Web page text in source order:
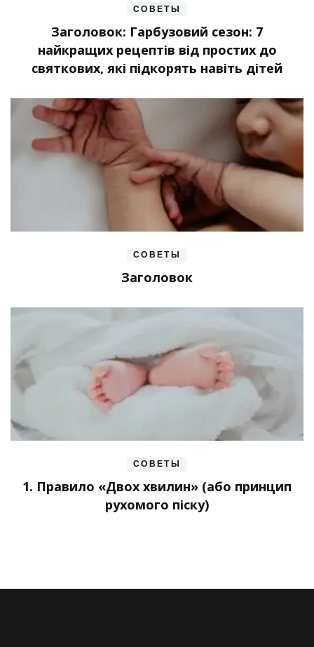
СОВЕТЫ
Заголовок: Гарбузовий сезон: 7
найкращих рецептів від простих до
святкових, які підкорять навіть дітей
СОВЕТЫ
Заголовок
СОВЕТЫ
1. Правило «Двох хвилин» (або принцип
рухомого піску)